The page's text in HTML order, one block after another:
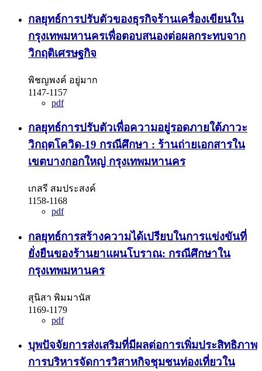
กลยุทธ์การปรับตัวของธุรกิจร้านเครื่องเขียนใน
กรุงเทพมหานครเพื่อตอบสนองต่อผลกระทบจาก
วิกฤติเศรษฐกิจ
พิชญพงค์ อยู่มาก
1147-1157
pdf
กลยุทธ์การปรับตัวเพื่อความอยู่รอดภายใต้ภาวะ
วิกฤตโควิด-19 กรณีศึกษา : ร้านถ่ายเอกสารใน
เขตบางกอกใหญ่ กรุงเทพมหานคร
เกสรี สมประสงค์
1158-1168
pdf
กลยุทธ์การสร้างความได้เปรียบในการแข่งขันที่
ยั่งยืนของร้านยาแผนโบราณ: กรณีศึกษาใน
กรุงเทพมหานคร
สุนิสา พิมมานัส
1169-1179
pdf
บุพปัจจัยการส่งเสริมที่มีผลต่อการเพิ่มประสิทธิภาพ
การบริหารจัดการวิสาหกิจชุมชนท่องเที่ยวใน